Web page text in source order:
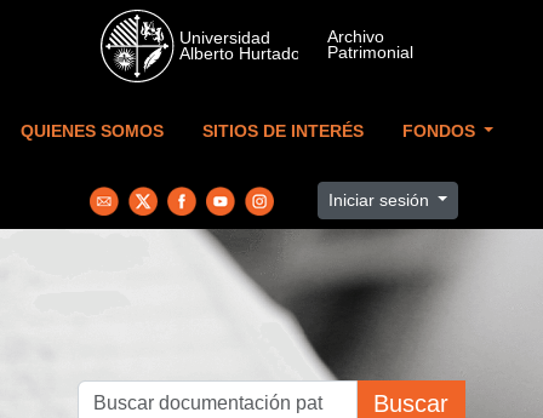
Skip to main content
QUIENES SOMOS SITIOS DE INTERÉS FONDOS
Iniciar sesión
Buscar